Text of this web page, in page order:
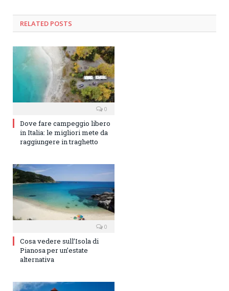
RELATED POSTS
0
Dove fare campeggio libero
in Italia: le migliori mete da
raggiungere in traghetto
0
Cosa vedere sull’Isola di
Pianosa per un’estate
alternativa